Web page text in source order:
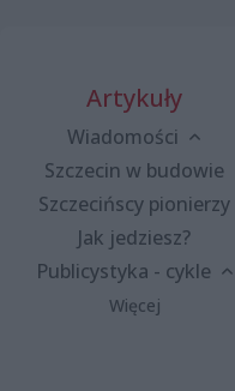
Artykuły
Wiadomości
Szczecin w budowie
Szczecińscy pionierzy
Jak jedziesz?
Publicystyka - cykle
Więcej